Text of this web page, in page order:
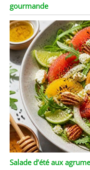
gourmande
Salade d’été aux